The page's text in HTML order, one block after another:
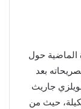
الماضية حول
بعد
جاريث
حيث من